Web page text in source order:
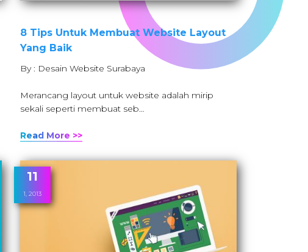
8 Tips Untuk Membuat Website Layout
Yang Baik
By : Desain Website Surabaya
Merancang layout untuk website adalah mirip
sekali seperti membuat seb…
Read More >>
11
1, 2013